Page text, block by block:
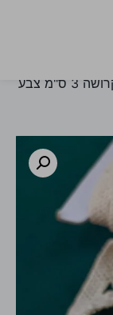
/ סרט קרושה 3 ס"מ צבע